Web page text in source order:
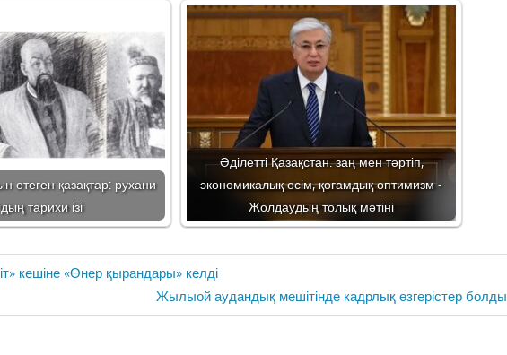
өтеген қазақтар: рухани
тарихи ізі
Әділетті Қазақстан: заң мен тәртіп,
экономикалық өсім, қоғамдық оптимизм -
Жолдаудың толық мәтіні
кешіне «Өнер қырандары» келді
Next
Post:
Жылыой аудандық мешітінде кадрлық өзгерістер болды